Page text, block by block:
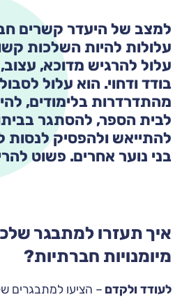
למצב של היעדר קשרים
עלולות להיות השלכות
עלול להרגיש מדוכא,
בודד ודחוי. הוא עלול לסבול
מהתדרדרות בלימודים,
לבית הספר, להסתגר
להתייאש ולהפסיק
בני נוער אחרים. פשוט
איך תעזרו למתבגר
מיומנויות חברתיות?
לעודד ולקדם – הציעו למתבגרים